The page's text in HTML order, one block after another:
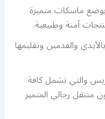
ماسكات متميزة
آمنة وطبيعية.
والقدمين وتقليمها
والتي تشمل كافة
رجالي المتميز